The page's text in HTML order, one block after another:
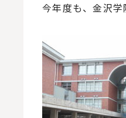
今年度も、金沢学